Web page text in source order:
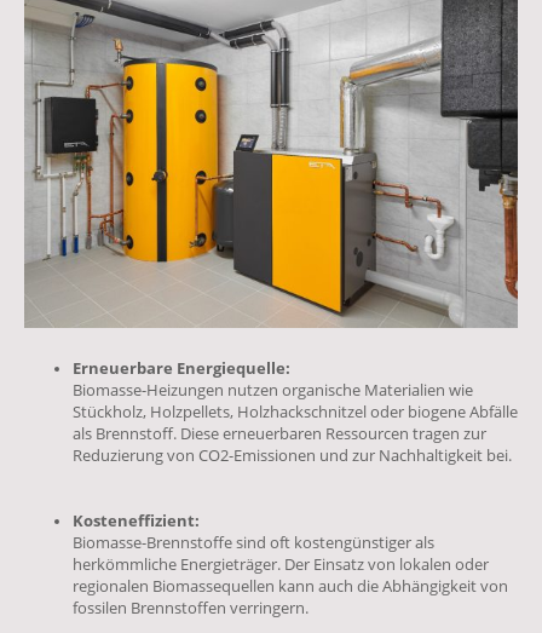
Erneuerbare Energiequelle:
Biomasse-Heizungen nutzen organische Materialien wie
Stückholz, Holzpellets, Holzhackschnitzel oder biogene Abfälle
als Brennstoff. Diese erneuerbaren Ressourcen tragen zur
Reduzierung von CO2-Emissionen und zur Nachhaltigkeit bei.
Kosteneffizient:
Biomasse-Brennstoffe sind oft kostengünstiger als
herkömmliche Energieträger. Der Einsatz von lokalen oder
regionalen Biomassequellen kann auch die Abhängigkeit von
fossilen Brennstoffen verringern.